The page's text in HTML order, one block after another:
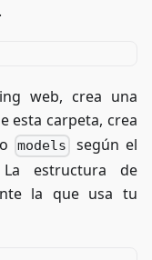
.
web, crea una
esta carpeta, crea
o models
según el
estructura de
la que usa tu